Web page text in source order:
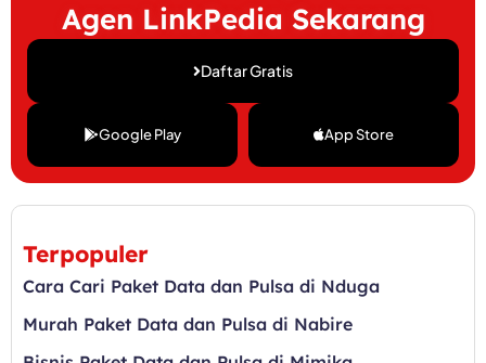
Agen LinkPedia Sekarang
Daftar Gratis
Google Play App Store
Terpopuler
Cara Cari Paket Data dan Pulsa di Nduga
Murah Paket Data dan Pulsa di Nabire